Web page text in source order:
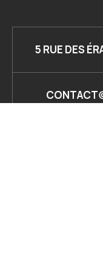
5 RUE DES